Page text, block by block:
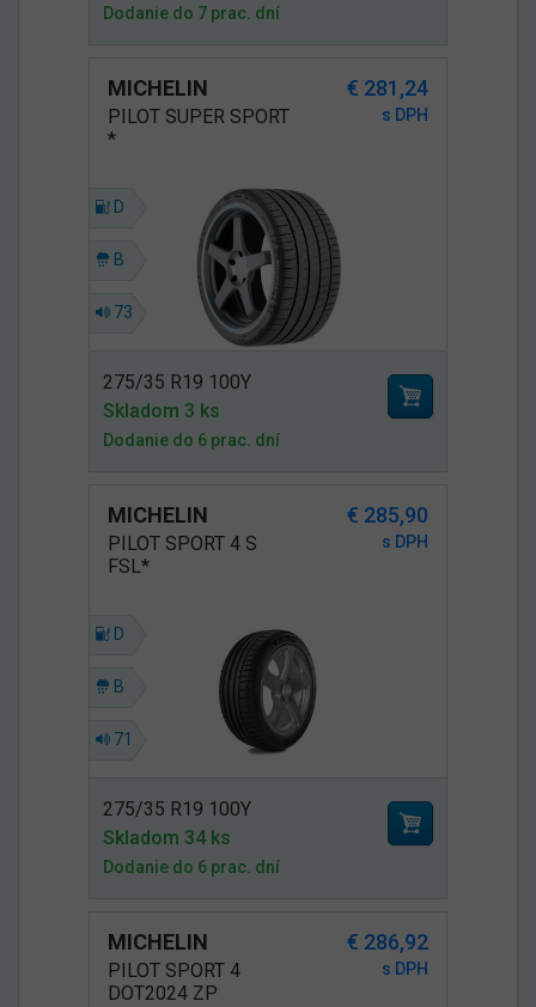
Dodanie do 7 prac. dní
MICHELIN € 281,24
PILOT SUPER SPORT
*
s DPH
D
B
73
275/35 R19 100Y
Skladom 3 ks
Dodanie do 6 prac. dní
MICHELIN € 285,90
PILOT SPORT 4 S
FSL*
s DPH
D
B
71
275/35 R19 100Y
Skladom 34 ks
Dodanie do 6 prac. dní
MICHELIN € 286,92
PILOT SPORT 4
DOT2024 ZP
s DPH